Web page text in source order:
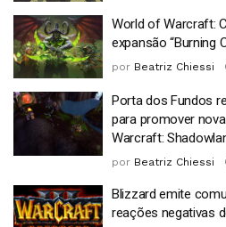
World of Warcraft:
expansão “Burning
por Beatriz Chiessi
Porta dos Fundos
para promover
Warcraft:
por Beatriz Chiessi
Blizzard emite
reações negativas